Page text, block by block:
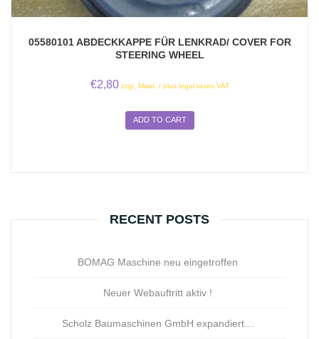
05580101 ABDECKKAPPE FÜR LENKRAD/ COVER FOR
STEERING WHEEL
€2,80 zzgl. Mwst. / plus legal taxes VAT
ADD TO CART
RECENT POSTS
BOMAG Maschine neu eingetroffen
Neuer Webauftritt aktiv !
Scholz Baumaschinen GmbH expandiert…